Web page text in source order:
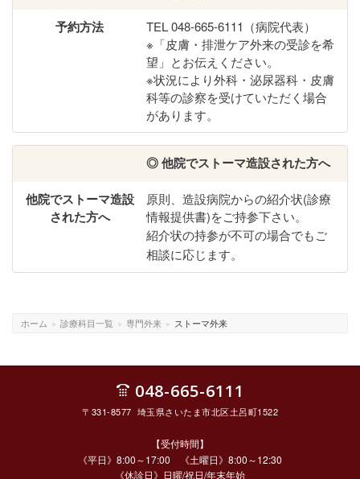
TEL 048-665-6111（病院代表）
※「皮膚・排泄ケア外来の受診を希
望」とお伝えください。
※状況により外科・泌尿器科・皮膚
科等の診察を受けていただく場合
があります。
◎ 他院でストーマ造設された方へ
原則、造設病院からの紹介状(診療
情報提供書)をご持参下さい。
紹介状の持参が不可の場合でもご
相談に応じます。
ホーム » 診療科目一覧 » 専門外来 » ストーマ外来
048-665-6111
〒331-8577 埼玉県さいたま市北区土呂町1522
【受付時間】
《平日》8:00～17:00 《土曜日》8:00～12:30
《休診日》日曜/祝日/年末年始